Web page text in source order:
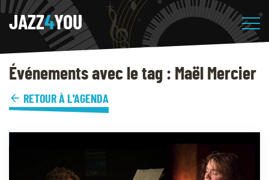
JAZZ4YOU
Événements avec le tag : Maël Mercier
RETOUR À L'AGENDA